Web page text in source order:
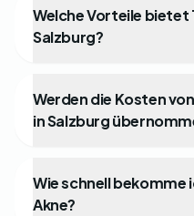
Welche Vorteile bietet
Salzburg?
Werden die Kosten
in Salzburg
Wie schnell bekomme
Akne?